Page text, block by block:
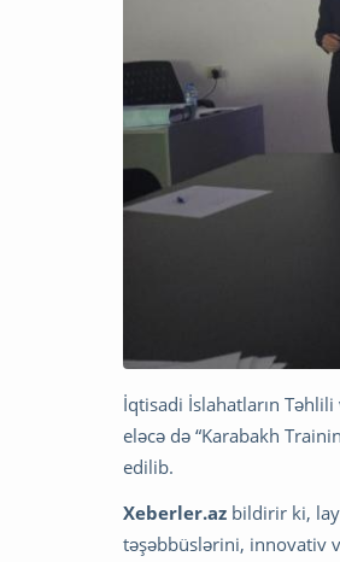
İqtisadi İslahatların
eləcə də “Karabakh
edilib.
Xeberler.az bildirir ki,
təşəbbüslərini, innovativ